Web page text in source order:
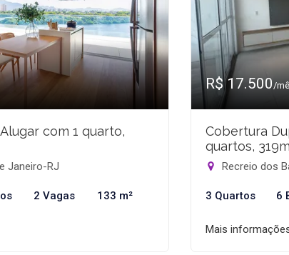
com 1 quarto,
Janeiro-RJ
2 Vagas 133 m²
R$ 17.500/
Cobertura
quartos,
Recreio dos
3 Quartos 6
Mais